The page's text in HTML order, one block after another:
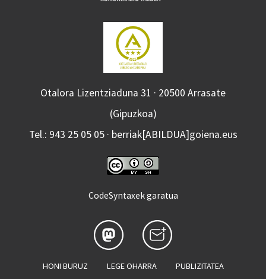
Otalora Lizentziaduna 31 · 20500 Arrasate
(Gipuzkoa)
Tel.: 943 25 05 05 · berriak[ABILDUA]goiena.eus
CodeSyntaxek garatua
HONI BURUZ LEGE OHARRA PUBLIZITATEA